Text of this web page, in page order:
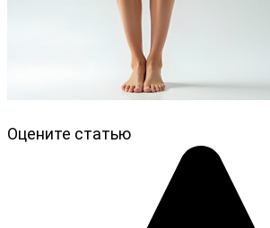
Оцените статью